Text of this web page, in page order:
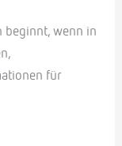
beginnt, wenn in
für